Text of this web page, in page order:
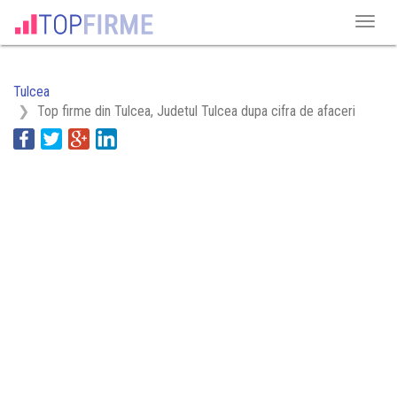
Tulcea
Top firme din Tulcea, Judetul Tulcea dupa cifra de afaceri